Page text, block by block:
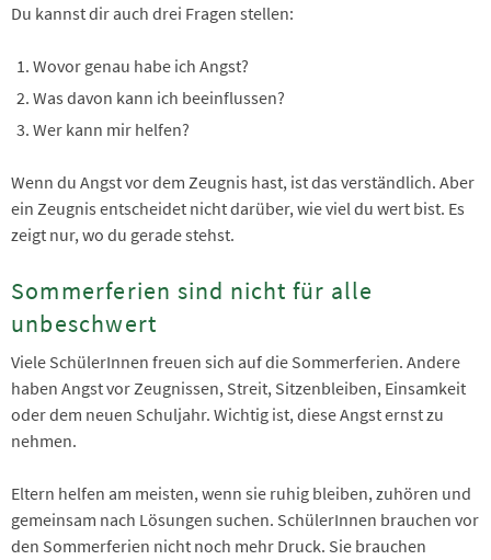
Du kannst dir auch drei Fragen stellen:
Wovor genau habe ich Angst?
Was davon kann ich beeinflussen?
Wer kann mir helfen?
Wenn du Angst vor dem Zeugnis hast, ist das verständlich. Aber
ein Zeugnis entscheidet nicht darüber, wie viel du wert bist. Es
zeigt nur, wo du gerade stehst.
Sommerferien sind nicht für alle
unbeschwert
Viele SchülerInnen freuen sich auf die Sommerferien. Andere
haben Angst vor Zeugnissen, Streit, Sitzenbleiben, Einsamkeit
oder dem neuen Schuljahr. Wichtig ist, diese Angst ernst zu
nehmen.
Eltern helfen am meisten, wenn sie ruhig bleiben, zuhören und
gemeinsam nach Lösungen suchen. SchülerInnen brauchen vor
den Sommerferien nicht noch mehr Druck. Sie brauchen